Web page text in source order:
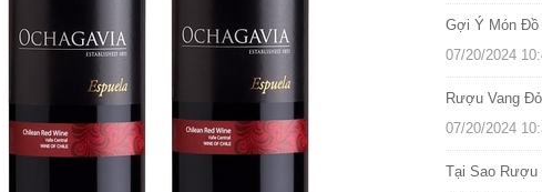
Gợi Ý Món Đồ
07/20/2024
Rượu Vang
07/20/2024
Tại Sao Rượu